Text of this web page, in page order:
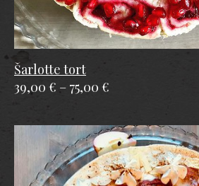
Šarlotte tort
39,00 € – 75,00 €